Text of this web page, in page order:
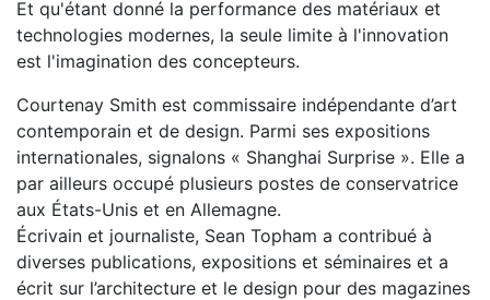
Et qu'étant donné la performance des matériaux et
technologies modernes, la seule limite à l'innovation
est l'imagination des concepteurs.
Courtenay Smith est commissaire indépendante d’art
contemporain et de design. Parmi ses expositions
internationales, signalons « Shanghai Surprise ». Elle a
par ailleurs occupé plusieurs postes de conservatrice
aux États-Unis et en Allemagne.
Écrivain et journaliste, Sean Topham a contribué à
diverses publications, expositions et séminaires et a
écrit sur l’architecture et le design pour des magazines